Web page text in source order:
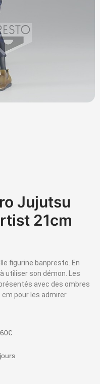
Jujutsu
21cm
figurine banpresto. En
utiliser son démon. Les
avec des ombres
pour les admirer.